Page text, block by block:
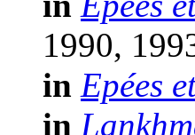
1990,
in Epées
in